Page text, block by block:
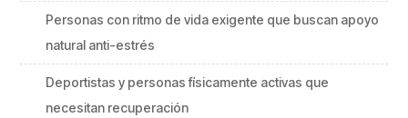
Personas con ritmo de vida exigente que buscan apoyo
natural anti-estrés
Deportistas y personas físicamente activas que
necesitan recuperación